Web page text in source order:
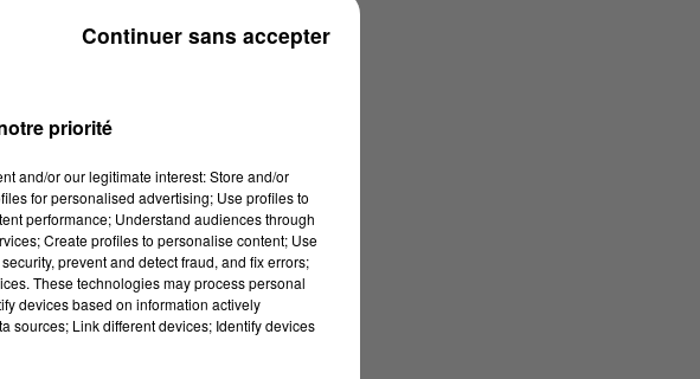
priorité
and/or our legitimate interest: Store and/or
for personalised advertising; Use profiles to
performance; Understand audiences through
Create profiles to personalise content; Use
prevent and detect fraud, and fix errors;
These technologies may process personal
devices based on information actively
sources; Link different devices; Identify devices
Continuer sans accepter